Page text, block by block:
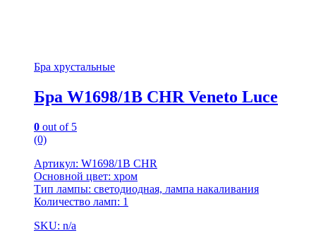
Бра хрустальные
Бра W1698/1B CHR Veneto Luce
0 out of 5
(0)
Артикул: W1698/1B CHR
Основной цвет: хром
Тип лампы: светодиодная, лампа накаливания
Количество ламп: 1
SKU: n/a